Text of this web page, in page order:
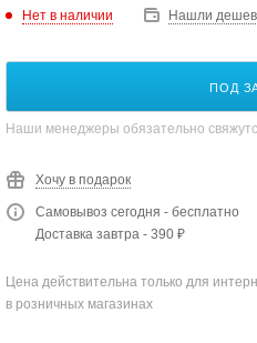
Нет в наличии Нашли
ПОД
Наши менеджеры обязательно
Хочу в подарок
Самовывоз сегодня - бесплатно
Доставка завтра - 390 ₽
Цена действительна только для
в розничных магазинах